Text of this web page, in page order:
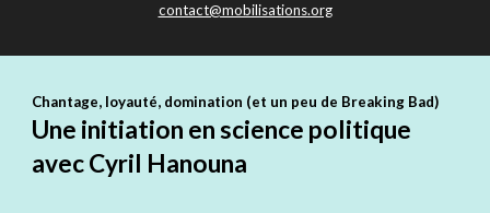
contact@mobilisations.org
Chantage, loyauté, domination (et un peu de Breaking Bad)
Une initiation en science politique
avec Cyril Hanouna